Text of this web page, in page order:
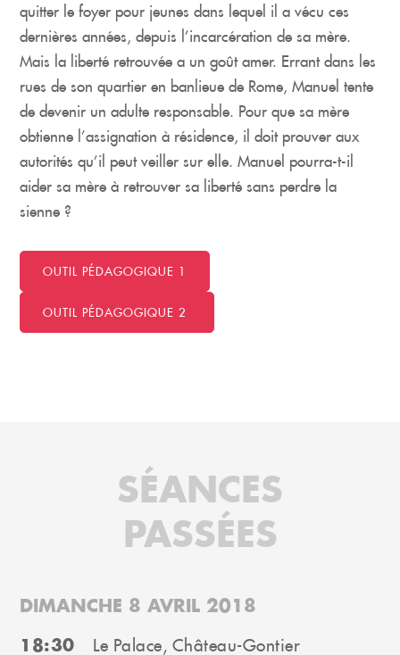
quitter le foyer pour jeunes dans lequel il a vécu ces
dernières années, depuis l’incarcération de sa mère.
Mais la liberté retrouvée a un goût amer. Errant dans les
rues de son quartier en banlieue de Rome, Manuel tente
de devenir un adulte responsable. Pour que sa mère
obtienne l’assignation à résidence, il doit prouver aux
autorités qu’il peut veiller sur elle. Manuel pourra-t-il
aider sa mère à retrouver sa liberté sans perdre la
sienne ?
OUTIL PÉDAGOGIQUE 1
OUTIL PÉDAGOGIQUE 2
SÉANCES
PASSÉES
DIMANCHE 8 AVRIL 2018
18:30 Le Palace, Château-Gontier